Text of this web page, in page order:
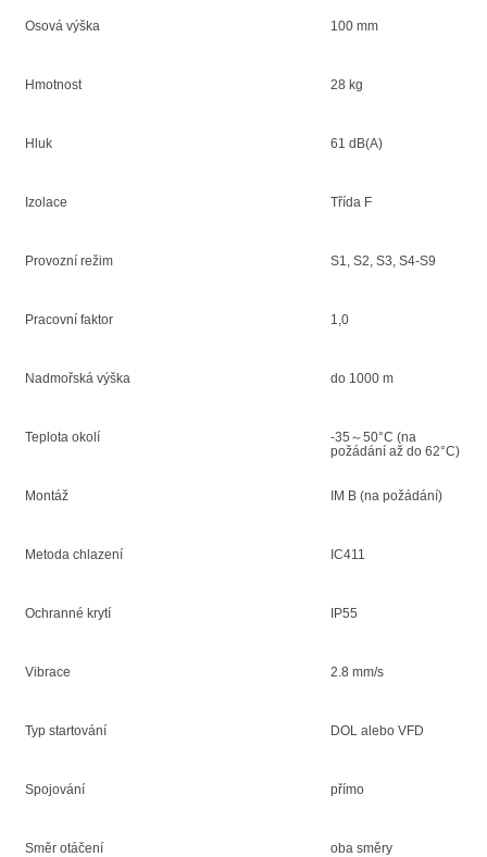
Osová výška 100 mm
Hmotnost 28 kg
Hluk 61 dB(A)
Izolace Třída F
Provozní režim S1, S2, S3, S4-S9
Pracovní faktor 1,0
Nadmořská výška do 1000 m
Teplota okolí
-35～50°C (na
požádání až do 62°C)
Montáž IM B (na požádání)
Metoda chlazení IC411
Ochranné krytí IP55
Vibrace 2.8 mm/s
Typ startování DOL alebo VFD
Spojování přímo
Směr otáčení oba směry